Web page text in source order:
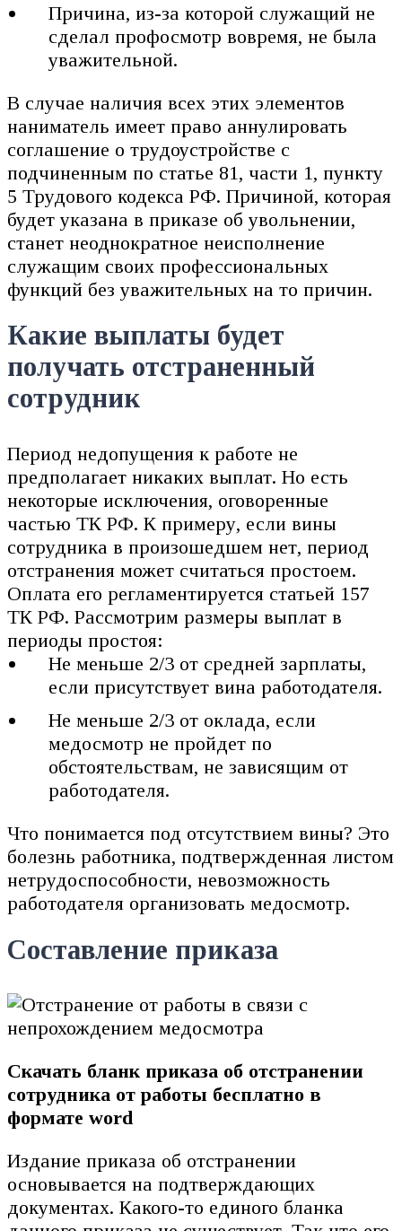
Причина, из-за которой служащий не
сделал профосмотр вовремя, не была
уважительной.
В случае наличия всех этих элементов
наниматель имеет право аннулировать
соглашение о трудоустройстве с
подчиненным по статье 81, части 1, пункту
5 Трудового кодекса РФ. Причиной, которая
будет указана в приказе об увольнении,
станет неоднократное неисполнение
служащим своих профессиональных
функций без уважительных на то причин.
Какие выплаты будет
получать отстраненный
сотрудник
Период недопущения к работе не
предполагает никаких выплат. Но есть
некоторые исключения, оговоренные
частью ТК РФ. К примеру, если вины
сотрудника в произошедшем нет, период
отстранения может считаться простоем.
Оплата его регламентируется статьей 157
ТК РФ. Рассмотрим размеры выплат в
периоды простоя:
Не меньше 2/3 от средней зарплаты,
если присутствует вина работодателя.
Не меньше 2/3 от оклада, если
медосмотр не пройдет по
обстоятельствам, не зависящим от
работодателя.
Что понимается под отсутствием вины? Это
болезнь работника, подтвержденная листом
нетрудоспособности, невозможность
работодателя организовать медосмотр.
Составление приказа
Скачать бланк приказа об отстранении
сотрудника от работы бесплатно в
формате word
Издание приказа об отстранении
основывается на подтверждающих
документах. Какого-то единого бланка